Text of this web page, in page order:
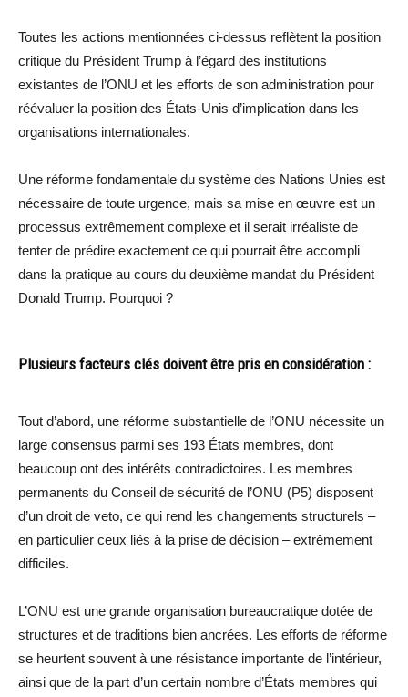
Toutes les actions mentionnées ci-dessus reflètent la position
critique du Président Trump à l’égard des institutions
existantes de l’ONU et les efforts de son administration pour
réévaluer la position des États-Unis d’implication dans les
organisations internationales.
Une réforme fondamentale du système des Nations Unies est
nécessaire de toute urgence, mais sa mise en œuvre est un
processus extrêmement complexe et il serait irréaliste de
tenter de prédire exactement ce qui pourrait être accompli
dans la pratique au cours du deuxième mandat du Président
Donald Trump. Pourquoi ?
Plusieurs facteurs clés doivent être pris en considération :
Tout d’abord, une réforme substantielle de l’ONU nécessite un
large consensus parmi ses 193 États membres, dont
beaucoup ont des intérêts contradictoires. Les membres
permanents du Conseil de sécurité de l’ONU (P5) disposent
d’un droit de veto, ce qui rend les changements structurels –
en particulier ceux liés à la prise de décision – extrêmement
difficiles.
L’ONU est une grande organisation bureaucratique dotée de
structures et de traditions bien ancrées. Les efforts de réforme
se heurtent souvent à une résistance importante de l’intérieur,
ainsi que de la part d’un certain nombre d’États membres qui